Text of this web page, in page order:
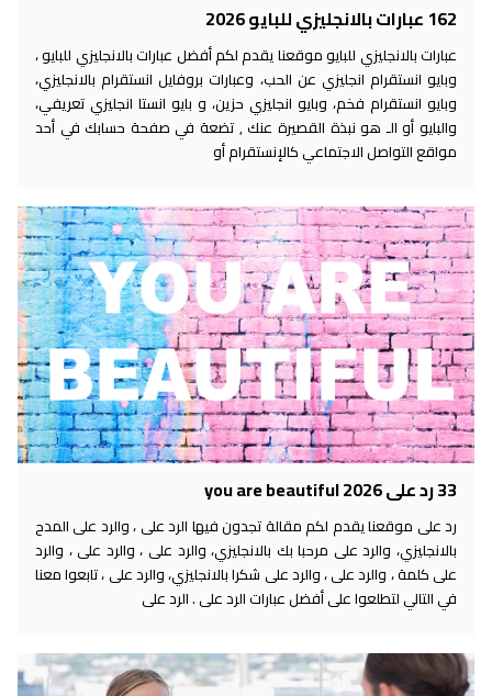
162 عبارات بالانجليزي للبايو 2026
عبارات بالانجليزي للبايو موقعنا يقدم لكم أفضل عبارات بالانجليزي للبايو ،
وبايو انستقرام انجليزي عن الحب، وعبارات بروفايل انستقرام بالانجليزي،
وبايو انستقرام فخم، وبايو انجليزي حزين، و بايو انستا انجليزي تعريفي،
والبايو أو الـ هو نبذة القصيرة عنك , تضعة في صفحة حسابك في أحد
مواقع التواصل الاجتماعي كالإنستقرام أو
33 رد على you are beautiful 2026
رد على موقعنا يقدم لكم مقالة تجدون فيها الرد على ، والرد على المدح
بالانجليزي، والرد على مرحبا بك بالانجليزي، والرد على ، والرد على ، والرد
على كلمة ، والرد على ، والرد على شكرا بالانجليزي، والرد على ، تابعوا معنا
في التالي لتطلعوا على أفضل عبارات الرد على . الرد على